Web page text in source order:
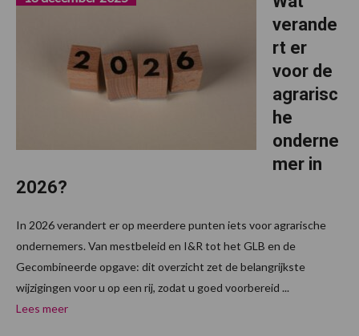
verande
rt er
voor de
agrarisc
he
onderne
mer in
2026?
In 2026 verandert er op meerdere punten iets voor agrarische
ondernemers. Van mestbeleid en I&R tot het GLB en de
Gecombineerde opgave: dit overzicht zet de belangrijkste
wijzigingen voor u op een rij, zodat u goed voorbereid ...
Lees meer